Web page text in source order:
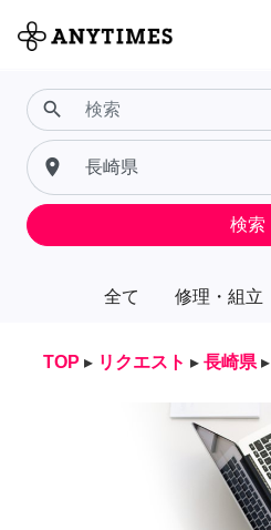
全て 修理・組立
search
place
検索
TOP ▸ リクエスト ▸ 長崎県 ▸